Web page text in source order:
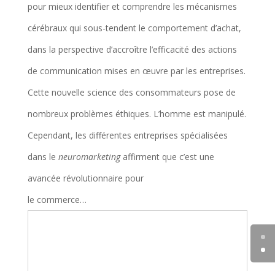
pour mieux identifier et comprendre les mécanismes
cérébraux qui sous-tendent le comportement d’achat,
dans la perspective d’accroître l’efficacité des actions
de communication mises en œuvre par les entreprises.
Cette nouvelle science des consommateurs pose de
nombreux problèmes éthiques. L’homme est manipulé.
Cependant, les différentes entreprises spécialisées
dans le neuromarketingaffirment que c’est une
avancée révolutionnaire pour
le commerce…